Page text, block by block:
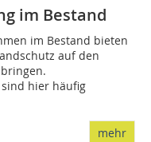
im Bestand
im Bestand bieten
auf den
hier häufig
mehr